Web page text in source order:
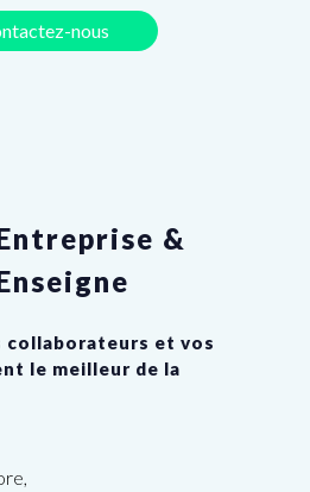
nous
&
collaborateurs et vos
le meilleur de la